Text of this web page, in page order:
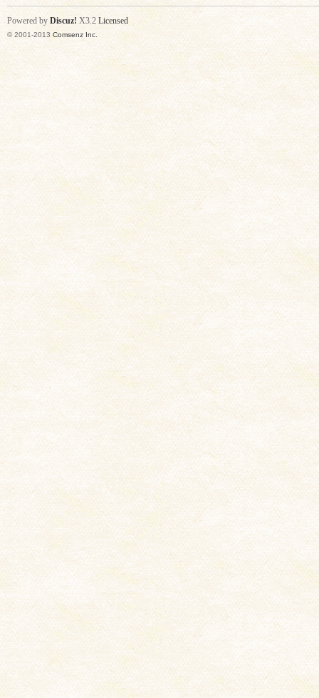
Powered by Discuz! X3.2 Licensed
© 2001-2013Comsenz Inc.